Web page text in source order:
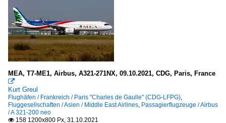
MEA, T7-ME1, Airbus, A321-271NX, 09.10.2021, CDG, Paris, France

Kurt Greul
Flughäfen / Frankreich / Paris "Charles de Gaulle" (CDG-LFPG),
Fluggesellschaften / Asien / Middle East Airlines, Passagierflugzeuge / Airbus
/ A 321-200 neo
 158 1200x800 Px, 31.10.2021